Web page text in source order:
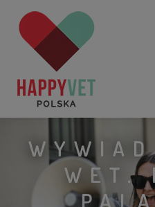
WET.